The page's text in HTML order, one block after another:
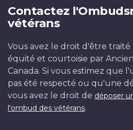
Contactez
vétérans
Vous avez le droit d'être traité
équité et courtoisie par
Canada. Si vous estimez que
pas été respecté ou qu'une
vous avez le droit de déposer
l'ombud des vétérans.